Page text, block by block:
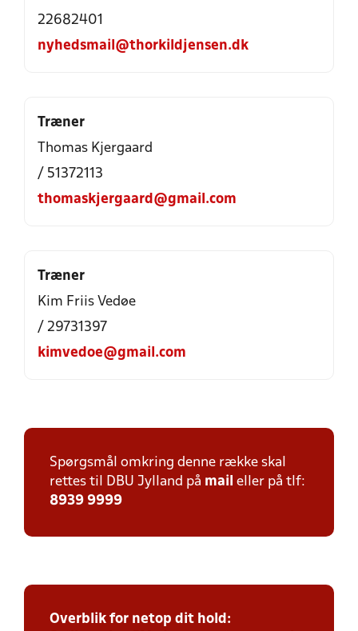
22682401
nyhedsmail@thorkildjensen.dk
Træner
Thomas Kjergaard
/ 51372113
thomaskjergaard@gmail.com
Træner
Kim Friis Vedøe
/ 29731397
kimvedoe@gmail.com
Spørgsmål omkring denne række skal
rettes til DBU Jylland på mail eller på tlf:
8939 9999
Overblik for netop dit hold: